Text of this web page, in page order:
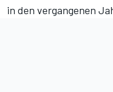
in den vergangenen